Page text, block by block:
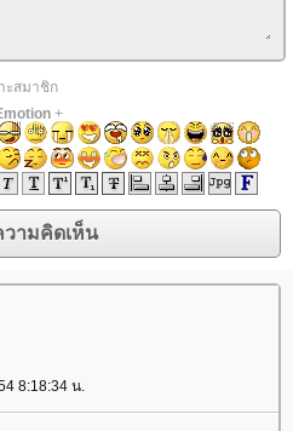
ะสมาชิก
+
8:18:34 น.